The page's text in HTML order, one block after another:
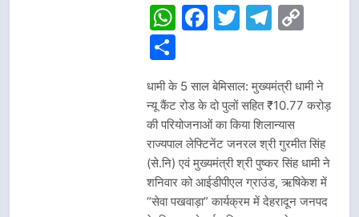
WhatsApp
Facebook
Twitter
Share
धामी के 5 साल बेमिसाल: मुख्यमंत्री धामी ने
न्यू कैंट रोड के दो पुलों सहित ₹10.77 करोड़
की परियोजनाओं का किया शिलान्यास
राज्यपाल लेफ्टिनेंट जनरल श्री गुरमीत सिंह
(से.नि) एवं मुख्यमंत्री श्री पुष्कर सिंह धामी ने
शनिवार को आईडीपीएल ग्राउंड, ऋषिकेश में
“सेवा पखवाड़ा” कार्यक्रम में देहरादून जनपद